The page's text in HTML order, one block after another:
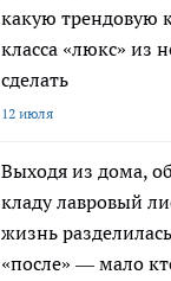
какую трендовую
класса «люкс» из
сделать
12 июля
Выходя из дома,
кладу лавровый
жизнь
«после» — мало